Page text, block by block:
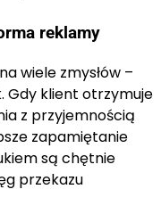
reklamy
wiele zmysłów –
Gdy klient otrzymuje
z przyjemnością
zapamiętanie
są chętnie
przekazu